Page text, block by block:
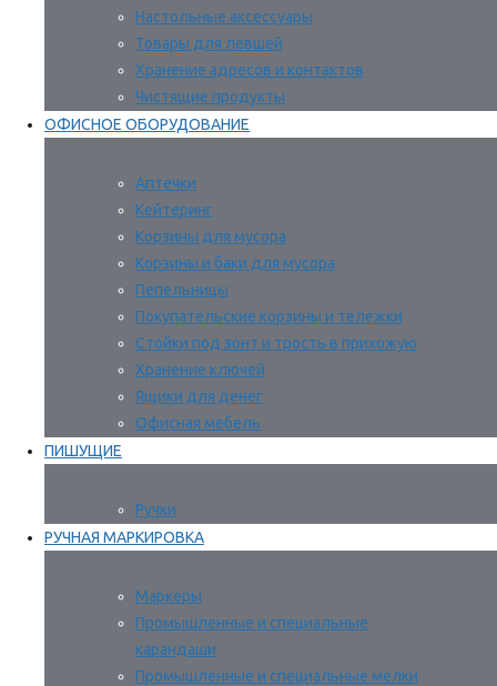
Настольные аксессуары
Товары для левшей
Хранение адресов и контактов
Чистящие продукты
ОФИСНОЕ ОБОРУДОВАНИЕ
Аптечки
Кейтеринг
Корзины для мусора
Корзины и баки для мусора
Пепельницы
Покупательские корзины и тележки
Стойки под зонт и трость в прихожую
Хранение ключей
Ящики для денег
Офисная мебель
ПИШУЩИЕ
Ручки
РУЧНАЯ МАРКИРОВКА
Маркеры
Промышленные и специальные
карандаши
Промышленные и специальные мелки